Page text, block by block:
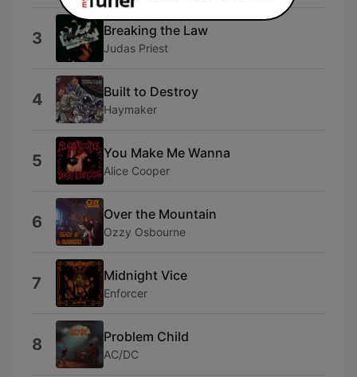
3 Breaking the Law
Judas Priest
4 Built to Destroy
Haymaker
5 You Make Me Wanna
Alice Cooper
6 Over the Mountain
Ozzy Osbourne
7 Midnight Vice
Enforcer
8 Problem Child
AC/DC